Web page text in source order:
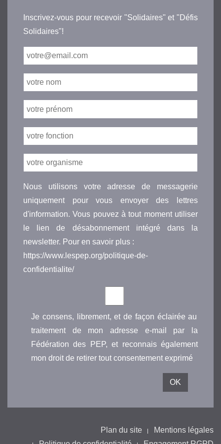
Inscrivez-vous pour recevoir "Solidaires" et "Défis
Solidaires"!
Nous utilisons votre adresse de messagerie
uniquement pour vous envoyer des lettres
d'information. Vous pouvez à tout moment utiliser
le lien de désabonnement intégré dans la
newsletter. Pour en savoir plus :
https://www.lespep.org/politique-de-
confidentialite/
Je consens, librement, et de façon éclairée au
traitement de mon adresse e-mail par la
Fédération des PEP, et reconnais également
mon droit de retirer tout consentement exprimé
Plan du site
Mentions légales